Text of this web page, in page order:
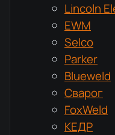
Lincoln
EWM
Selco
Parker
Blueweld
Сварог
FoxWeld
КЕДР